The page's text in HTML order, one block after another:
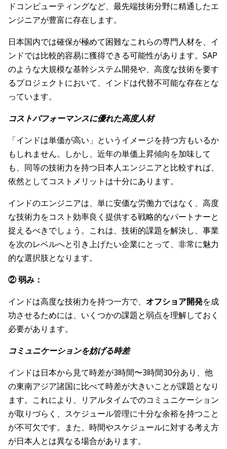
ドコンピューティングなど、最先端技術分野に精通したエ
ンジニアが豊富に存在します。
日本国内では確保が極めて困難なこれらの専門人材を、イ
ンドでは比較的容易に獲得できる可能性があります。SAP
のような大規模な基幹システム開発や、高度な技術を要す
るプロジェクトにおいて、インドは代替不可能な存在とな
っています。
コストパフォーマンスに優れた高度人材
「インドは単価が高い」というイメージを持つ方もいるか
もしれません。しかし、近年の単価上昇傾向を加味して
も、同等の技術力を持つ日本人エンジニアと比較すれば、
依然としてコストメリットは十分にあります。
インドのエンジニアは、単に安価な労働力ではなく、高度
な技術力をコスト効率良く提供する戦略的なパートナーと
捉えるべきでしょう。これは、技術的課題を解決し、事業
を次のレベルへと引き上げたい企業にとって、非常に魅力
的な選択肢となります。
② 弱み：
インドは高度な技術力を持つ一方で、 オフショア開発を成
功させるためには、いくつかの課題と弱点を理解しておく
必要があります。
コミュニケーションを妨げる時差
インドは日本から見て時差が3時間〜3時間30分あり、他
の東南アジア諸国に比べて時差が大きいことが課題となり
ます。これにより、リアルタイムでのコミュニケーション
が取りづらく、スケジュール管理に十分な余裕を持つこと
が不可欠です。また、時間やスケジュールに対する考え方
が日本人とは異なる場合があります。